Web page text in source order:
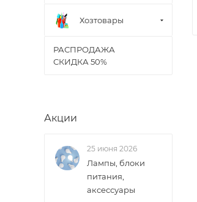
Хозтовары
РАСПРОДАЖА
СКИДКА 50%
Акции
25 июня 2026
Лампы, блоки
питания,
аксессуары